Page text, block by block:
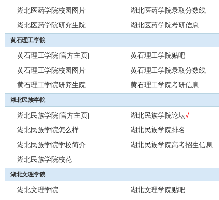
湖北医药学院校园图片
湖北医药学院录取分数线
湖北医药学院研究生院
湖北医药学院考研信息
黄石理工学院
黄石理工学院[官方主页]
黄石理工学院贴吧
黄石理工学院校园图片
黄石理工学院录取分数线
黄石理工学院研究生院
黄石理工学院考研信息
湖北民族学院
湖北民族学院[官方主页] 湖北民族学院论坛√
湖北民族学院怎么样
湖北民族学院排名
湖北民族学院学校简介
湖北民族学院高考招生信息
湖北民族学院校花
湖北文理学院
湖北文理学院
湖北文理学院贴吧